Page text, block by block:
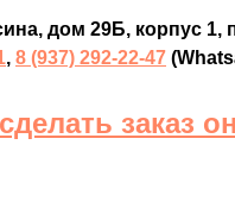
дом 29Б, корпус 1,
, 8 (937) 292-22-47
заказ